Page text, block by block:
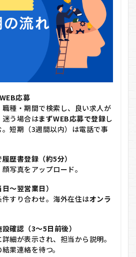
応募
種・期間で検索し、良い求人が
迷う場合はまずWEB応募で登録し
。短期（3週間以内）は電話で事
歴書登録（約5分）
写真をアップロード。
〜翌営業日）
すり合わせ。海外在住はオンラ
確認（3〜5日前後）
細が表示され、担当から説明。
果連絡を待つ。